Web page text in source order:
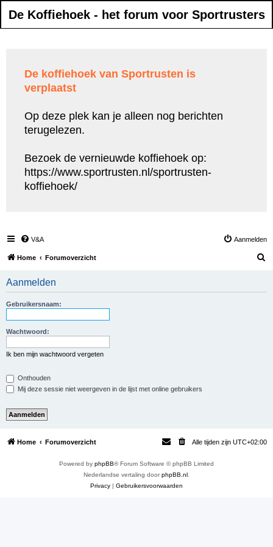
De Koffiehoek - het forum voor Sportrusters
De koffiehoek van Sportrusten is
verplaatst
Op deze plek kan je alleen nog berichten
terugelezen.
Bezoek de vernieuwde koffiehoek op:
https://www.sportrusten.nl/sportrusten-
koffiehoek/
V&A Aanmelden
Home Forumoverzicht
Aanmelden
Gebruikersnaam:
Wachtwoord:
Ik ben mijn wachtwoord vergeten
Onthouden
Mij deze sessie niet weergeven in de lijst met online gebruikers
Home Forumoverzicht Alle tijden zijn UTC+02:00
Powered by phpBB® Forum Software © phpBB Limited
Nederlandse vertaling doorphpBB.nl.
Privacy | Gebruikersvoorwaarden